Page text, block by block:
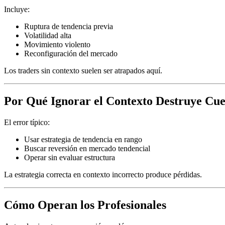
Incluye:
Ruptura de tendencia previa
Volatilidad alta
Movimiento violento
Reconfiguración del mercado
Los traders sin contexto suelen ser atrapados aquí.
Por Qué Ignorar el Contexto Destruye
El error típico:
Usar estrategia de tendencia en rango
Buscar reversión en mercado tendencial
Operar sin evaluar estructura
La estrategia correcta en contexto incorrecto produce pérdidas.
Cómo Operan los Profesionales